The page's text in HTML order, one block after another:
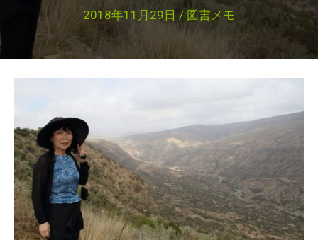
2018年11月29日 / 図書メモ